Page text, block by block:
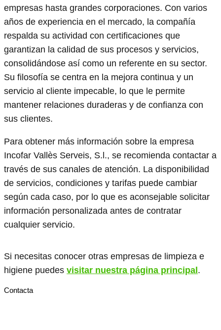
empresas hasta grandes corporaciones. Con varios
años de experiencia en el mercado, la compañía
respalda su actividad con certificaciones que
garantizan la calidad de sus procesos y servicios,
consolidándose así como un referente en su sector.
Su filosofía se centra en la mejora continua y un
servicio al cliente impecable, lo que le permite
mantener relaciones duraderas y de confianza con
sus clientes.
Para obtener más información sobre la empresa
Incofar Vallès Serveis, S.l., se recomienda contactar a
través de sus canales de atención. La disponibilidad
de servicios, condiciones y tarifas puede cambiar
según cada caso, por lo que es aconsejable solicitar
información personalizada antes de contratar
cualquier servicio.
Si necesitas conocer otras empresas de limpieza e
higiene puedes visitar nuestra página principal .
Contacta